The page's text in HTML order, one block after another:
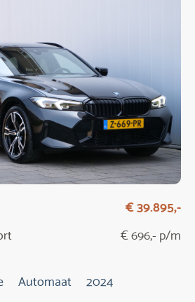
€ 39.895,-
€ 696,- p/m
Automaat 2024